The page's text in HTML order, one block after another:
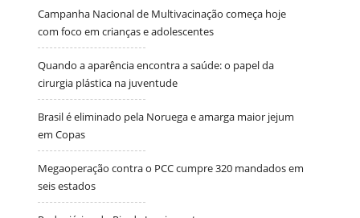
Campanha Nacional de Multivacinação começa hoje
com foco em crianças e adolescentes
Quando a aparência encontra a saúde: o papel da
cirurgia plástica na juventude
Brasil é eliminado pela Noruega e amarga maior jejum
em Copas
Megaoperação contra o PCC cumpre 320 mandados em
seis estados